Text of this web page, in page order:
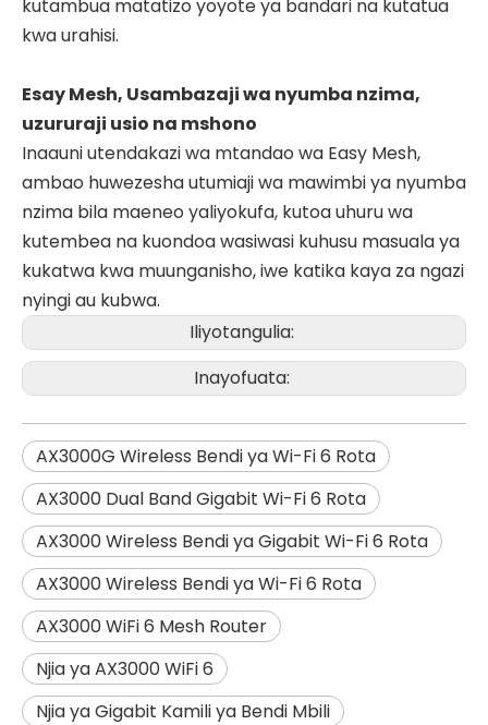
kutambua matatizo yoyote ya bandari na kutatua
kwa urahisi.
Esay Mesh, Usambazaji wa nyumba nzima,
uzururaji usio na mshono
Inaauni utendakazi wa mtandao wa Easy Mesh,
ambao huwezesha utumiaji wa mawimbi ya nyumba
nzima bila maeneo yaliyokufa, kutoa uhuru wa
kutembea na kuondoa wasiwasi kuhusu masuala ya
kukatwa kwa muunganisho, iwe katika kaya za ngazi
nyingi au kubwa.
Iliyotangulia:
Inayofuata:
AX3000G Wireless Bendi ya Wi-Fi 6 Rota
AX3000 Dual Band Gigabit Wi-Fi 6 Rota
AX3000 Wireless Bendi ya Gigabit Wi-Fi 6 Rota
AX3000 Wireless Bendi ya Wi-Fi 6 Rota
AX3000 WiFi 6 Mesh Router
Njia ya AX3000 WiFi 6
Njia ya Gigabit Kamili ya Bendi Mbili